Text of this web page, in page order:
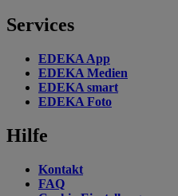
Services
EDEKA App
EDEKA Medien
EDEKA smart
EDEKA Foto
Hilfe
Kontakt
FAQ